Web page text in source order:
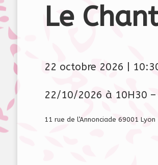
Le
22 octobre 2026
22/10/2026 à 10H30 –
11 rue de l’Annonciade 69001 Lyon